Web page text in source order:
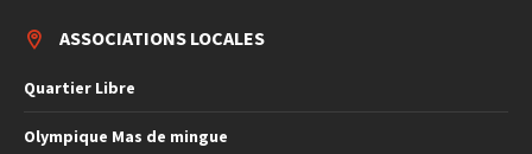
ASSOCIATIONS LOCALES
Quartier Libre
Olympique Mas de mingue